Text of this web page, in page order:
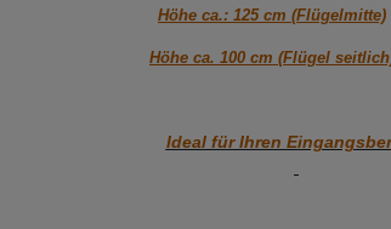
Höhe ca.: 125 cm (Flügelmitte)
Höhe ca. 100 cm (Flügel
Ideal für Ihren